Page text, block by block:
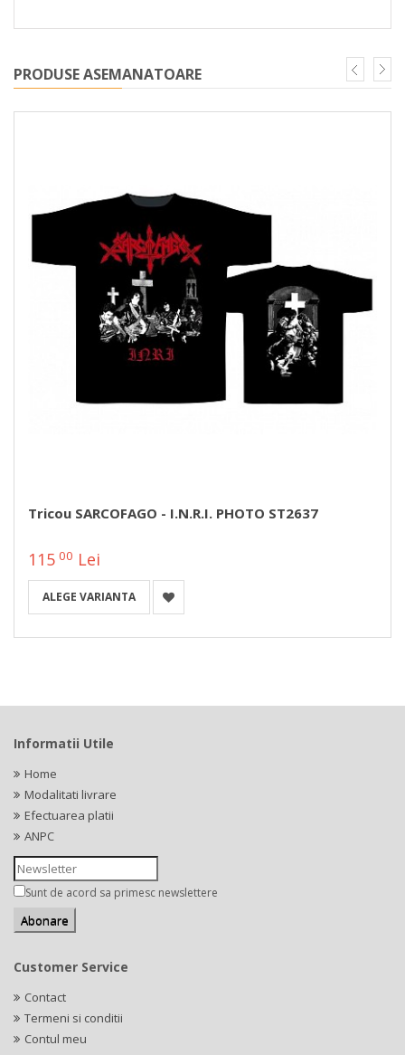
PRODUSE ASEMANATOARE
Tricou SARCOFAGO - I.N.R.I. PHOTO ST2637
115 00 Lei
ALEGE VARIANTA
Informatii Utile
Home
Modalitati livrare
Efectuarea platii
ANPC
Sunt de acord sa primesc newslettere
Customer Service
Contact
Termeni si conditii
Contul meu